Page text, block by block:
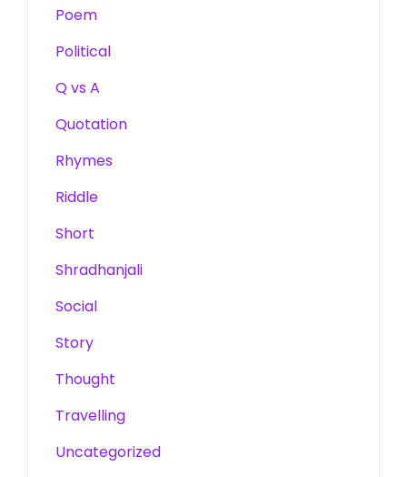
Poem
Political
Q vs A
Quotation
Rhymes
Riddle
Short
Shradhanjali
Social
Story
Thought
Travelling
Uncategorized